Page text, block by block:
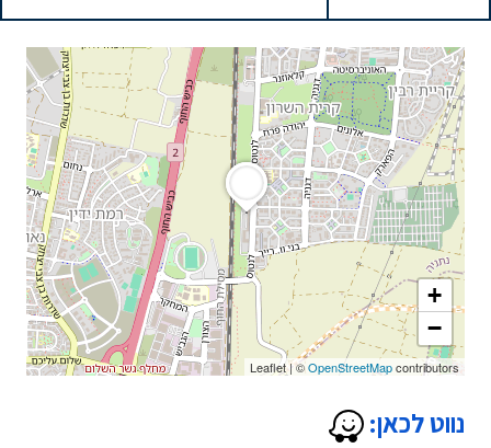
+
−
Leaflet|©OpenStreetMapcontributors
נווט לכאן: